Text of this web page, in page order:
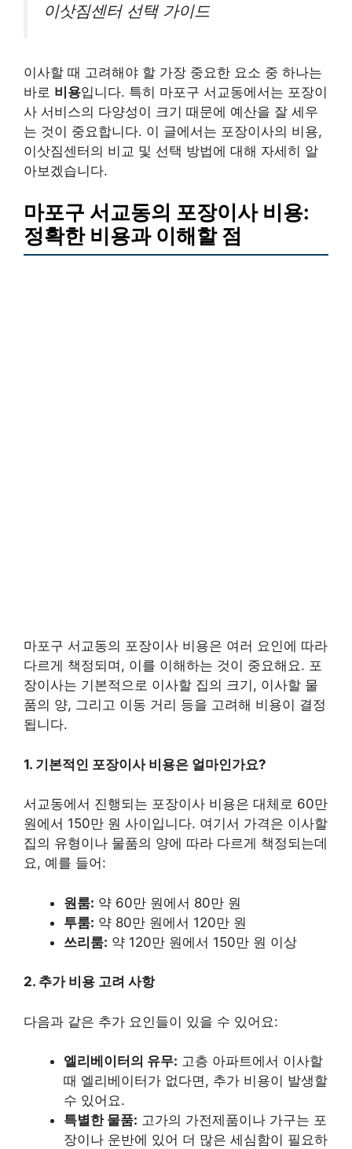
이삿짐센터 선택 가이드
이사할 때 고려해야 할 가장 중요한 요소 중 하나는
바로 비용입니다. 특히 마포구 서교동에서는 포장이
사 서비스의 다양성이 크기 때문에 예산을 잘 세우
는 것이 중요합니다. 이 글에서는 포장이사의 비용,
이삿짐센터의 비교 및 선택 방법에 대해 자세히 알
아보겠습니다.
마포구 서교동의 포장이사 비용:
정확한 비용과 이해할 점
마포구 서교동의 포장이사 비용은 여러 요인에 따라
다르게 책정되며, 이를 이해하는 것이 중요해요. 포
장이사는 기본적으로 이사할 집의 크기, 이사할 물
품의 양, 그리고 이동 거리 등을 고려해 비용이 결정
됩니다.
1. 기본적인 포장이사 비용은 얼마인가요?
서교동에서 진행되는 포장이사 비용은 대체로 60만
원에서 150만 원 사이입니다. 여기서 가격은 이사할
집의 유형이나 물품의 양에 따라 다르게 책정되는데
요, 예를 들어:
원룸: 약 60만 원에서 80만 원
투룸: 약 80만 원에서 120만 원
쓰리룸: 약 120만 원에서 150만 원 이상
2. 추가 비용 고려 사항
다음과 같은 추가 요인들이 있을 수 있어요:
엘리베이터의 유무: 고층 아파트에서 이사할
때 엘리베이터가 없다면, 추가 비용이 발생할
수 있어요.
특별한 물품: 고가의 가전제품이나 가구는 포
장이나 운반에 있어 더 많은 세심함이 필요하